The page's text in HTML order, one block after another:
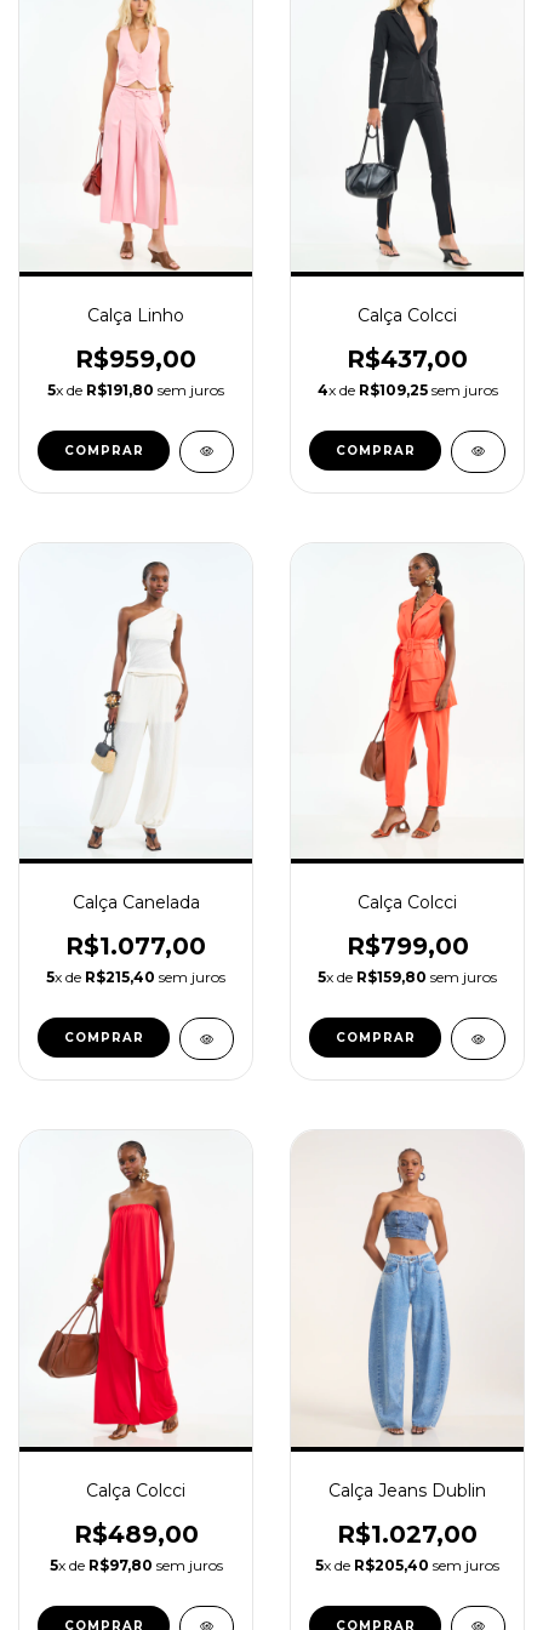
Calça Linho
R$959,00
5x de R$191,80 sem juros
COMPRAR
Calça Colcci
R$437,00
4x de R$109,25sem juros
COMPRAR
Calça Canelada
R$1.077,00
5x de R$215,40 sem juros
COMPRAR
Calça Colcci
R$799,00
5x de R$159,80 sem juros
COMPRAR
Calça Colcci
R$489,00
5x de R$97,80 sem juros
COMPRAR
Calça Jeans Dublin
R$1.027,00
5x de R$205,40 sem juros
COMPRAR